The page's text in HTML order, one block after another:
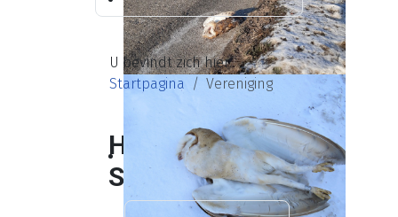
U bevindt zich hier:
Startpagina
Vereniging
Historiek -
Studie